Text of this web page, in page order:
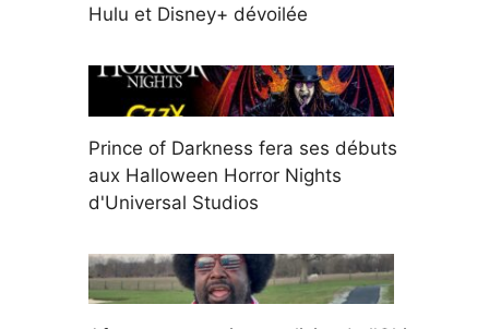
Hulu et Disney+ dévoilée
Prince of Darkness fera ses débuts
aux Halloween Horror Nights
d'Universal Studios